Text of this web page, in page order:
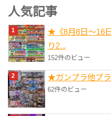
ゴ
リ
ー
人気記事
★《8月8日～16
り2...
152件のビュー
★ガンプラ他プ
62件のビュー